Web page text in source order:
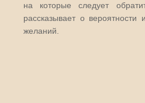
на которые следует
рассказывает о вероятности
желаний.